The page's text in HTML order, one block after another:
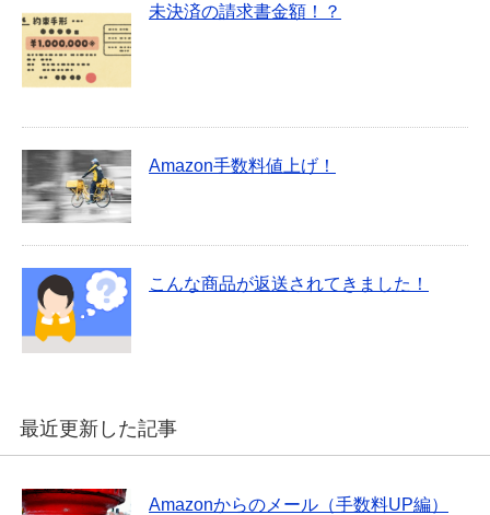
未決済の請求書金額！？
Amazon手数料値上げ！
こんな商品が返送されてきました！
最近更新した記事
Amazonからのメール（手数料UP編）